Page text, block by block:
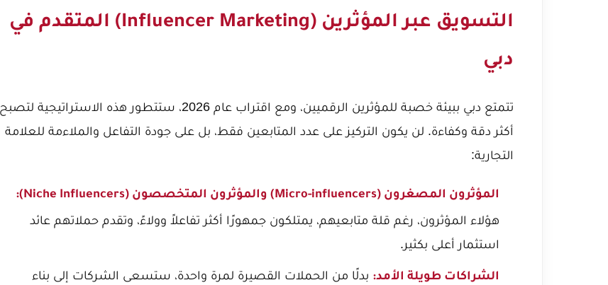
التسويق عبر المؤثرين (Influencer Marketing) المتقدم في
دبي
تتمتع دبي ببيئة خصبة للمؤثرين الرقميين، ومع اقتراب عام 2026، ستتطور هذه الاستراتيجية لتصبح
أكثر دقة وكفاءة. لن يكون التركيز على عدد المتابعين فقط، بل على جودة التفاعل والملاءمة للعلامة
التجارية:
المؤثرون المصغرون (Micro-influencers) والمؤثرون المتخصصون (Niche Influencers):
هؤلاء المؤثرون، رغم قلة متابعيهم، يمتلكون جمهورًا أكثر تفاعلاً وولاءً، وتقدم حملاتهم عائد
استثمار أعلى بكثير.
الشراكات طويلة الأمد: بدلًا من الحملات القصيرة لمرة واحدة، ستسعى الشركات إلى بناء